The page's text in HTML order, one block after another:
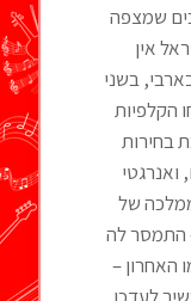
שמצפה
אין
בשני
הקלפיות
בחירות
ואנרגטי
של
התמסר לה
האחרון –